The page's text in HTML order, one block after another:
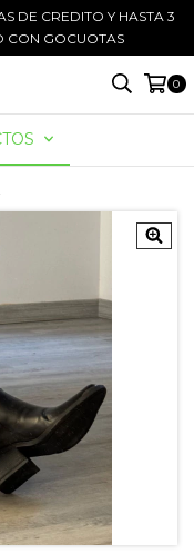
DE CREDITO Y HASTA 3
CON GOCUOTAS
0